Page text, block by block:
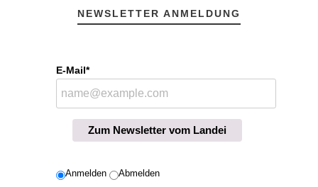
NEWSLETTER ANMELDUNG
E-Mail*
Zum Newsletter vom Landei
Anmelden Abmelden